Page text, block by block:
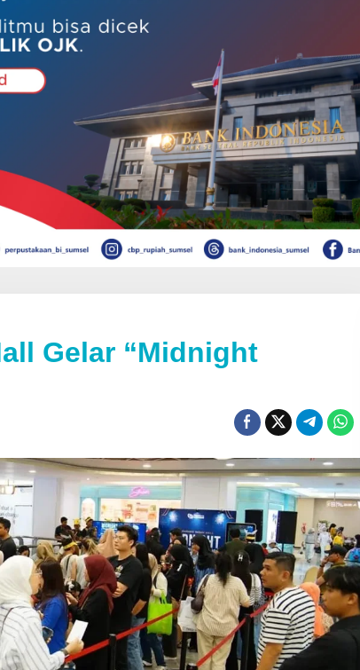
Gelar “Midnight